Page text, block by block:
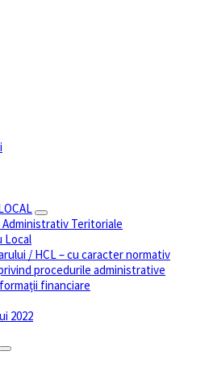
Teritoriale
Local
/ HCL – cu caracter normativ
procedurile administrative
financiare
2022